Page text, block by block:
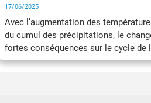
17/06/2025
Avec l’augmentation des
du cumul des précipitations, le
fortes conséquences sur le cycle de
disponible.